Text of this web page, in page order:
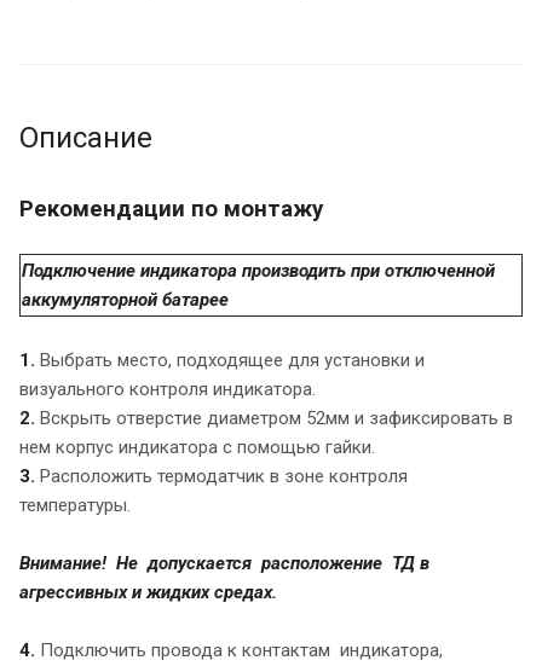
Описание
Рекомендации по монтажу
Подключение индикатора производить при отключенной
аккумуляторной батарее
1. Выбрать место, подходящее для установки и
визуального контроля индикатора.
2. Вскрыть отверстие диаметром 52мм и зафиксировать в
нем корпус индикатора с помощью гайки.
3. Расположить термодатчик в зоне контроля
температуры.
Внимание! Не допускается расположение ТД в
агрессивных и жидких средах.
4. Подключить провода к контактам индикатора,